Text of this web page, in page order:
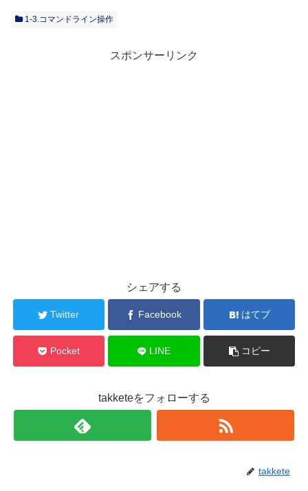
1-3.コマンドライン操作
スポンサーリンク
シェアする
Twitter Facebook はてブ
Pocket LINE コピー
takketeをフォローする
takkete